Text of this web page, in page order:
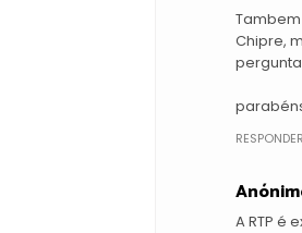
Chipre,
RESPONDER
A RTP é